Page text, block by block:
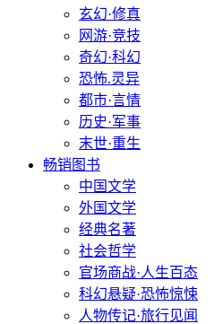
玄幻·修真
网游·竞技
奇幻·科幻
恐怖.灵异
都市·言情
历史·军事
末世·重生
畅销图书
中国文学
外国文学
经典名著
社会哲学
官场商战·人生百态
科幻悬疑·恐怖惊悚
人物传记·旅行见闻